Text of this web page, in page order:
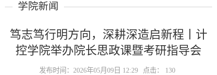
学院新闻
笃志笃行明方向，深耕深造启新程丨计
控学院举办院长思政课暨考研指导会
发布时间：2026年05月09日 12:29 点击： 130